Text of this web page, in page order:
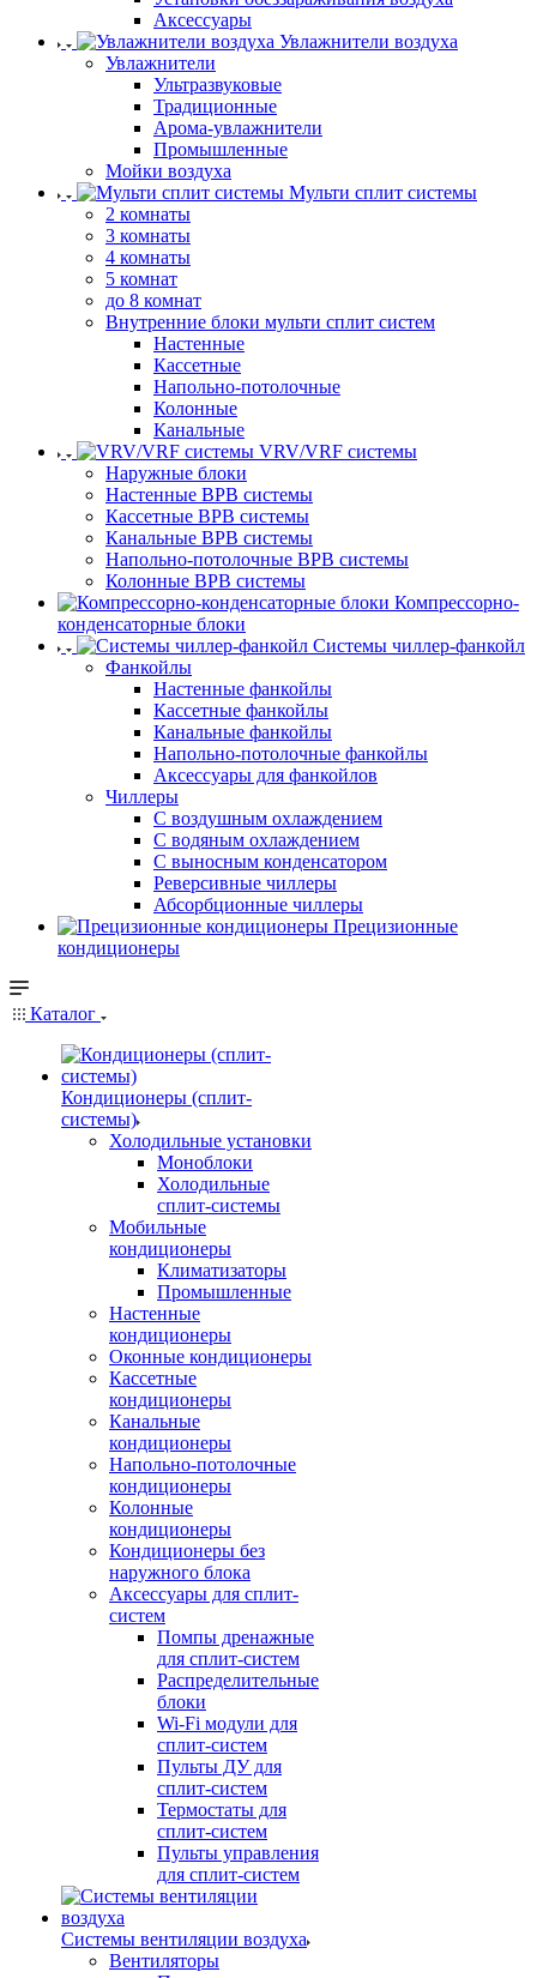
Аксессуары
Увлажнители воздуха
Увлажнители
Ультразвуковые
Традиционные
Арома-увлажнители
Промышленные
Мойки воздуха
Мульти сплит системы
2 комнаты
3 комнаты
4 комнаты
5 комнат
до 8 комнат
Внутренние блоки мульти сплит систем
Настенные
Кассетные
Напольно-потолочные
Колонные
Канальные
VRV/VRF системы
Наружные блоки
Настенные ВРВ системы
Кассетные ВРВ системы
Канальные ВРВ системы
Напольно-потолочные ВРВ системы
Колонные ВРВ системы
Компрессорно-
конденсаторные блоки
Системы чиллер-фанкойл
Фанкойлы
Настенные фанкойлы
Кассетные фанкойлы
Канальные фанкойлы
Напольно-потолочные фанкойлы
Аксессуары для фанкойлов
Чиллеры
С воздушным охлаждением
С водяным охлаждением
С выносным конденсатором
Реверсивные чиллеры
Абсорбционные чиллеры
Прецизионные
кондиционеры
Каталог
Кондиционеры (сплит-
системы)
Холодильные установки
Моноблоки
Холодильные
сплит-системы
Мобильные
кондиционеры
Климатизаторы
Промышленные
Настенные
кондиционеры
Оконные кондиционеры
Кассетные
кондиционеры
Канальные
кондиционеры
Напольно-потолочные
кондиционеры
Колонные
кондиционеры
Кондиционеры без
наружного блока
Аксессуары для сплит-
систем
Помпы дренажные
для сплит-систем
Распределительные
блоки
Wi-Fi модули для
сплит-систем
Пульты ДУ для
сплит-систем
Термостаты для
сплит-систем
Пульты управления
для сплит-систем
Системы вентиляции воздуха
Вентиляторы